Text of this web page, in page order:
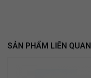
SẢN PHẨM LIÊN QUAN